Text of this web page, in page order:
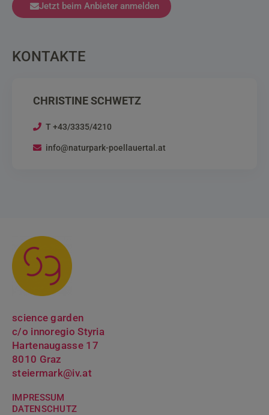
Jetzt beim Anbieter anmelden
KONTAKTE
CHRISTINE SCHWETZ
T +43/3335/4210
info@naturpark-poellauertal.at
science garden
c/o innoregio Styria
Hartenaugasse 17
8010 Graz
steiermark@iv.at
IMPRESSUM
DATENSCHUTZ